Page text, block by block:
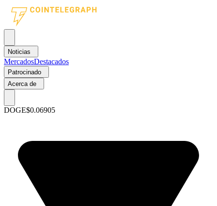
Noticias
MercadosDestacados
Patrocinado
Acerca de
DOGE$0.06905